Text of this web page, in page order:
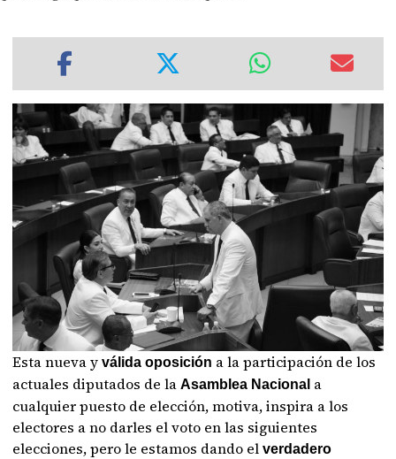
Esta nueva yválida oposición a la participación de los
actuales diputados de laAsamblea Nacional a
cualquier puesto de elección, motiva, inspira a los
electores a no darles el voto en las siguientes
elecciones, pero le estamos dando elverdadero